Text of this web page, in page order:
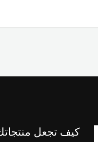
كيف تجعل